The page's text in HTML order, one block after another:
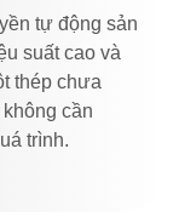
tự động sản
suất cao và
thép chưa
cần
trình.